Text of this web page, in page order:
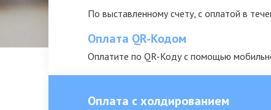
По выставленному счету, с оплатой в
Оплата QR-Кодом
Оплатите по QR-Коду с помощью
Оплата с холдированием